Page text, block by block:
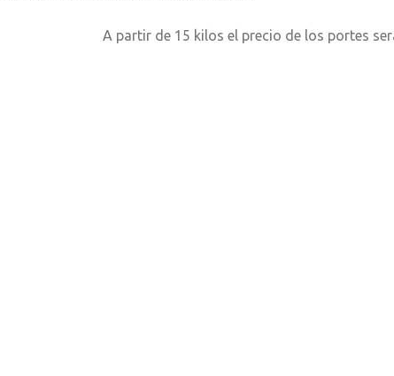
A partir de 15 kilos el precio de los portes sera el